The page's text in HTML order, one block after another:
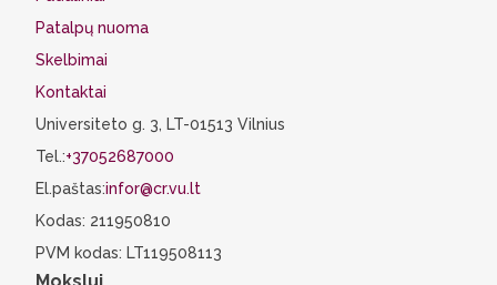
Patalpų nuoma
Skelbimai
Kontaktai
Universiteto g. 3, LT-01513 Vilnius
Tel.:+37052687000
El.paštas:infor@cr.vu.lt
Kodas: 211950810
PVM kodas: LT119508113